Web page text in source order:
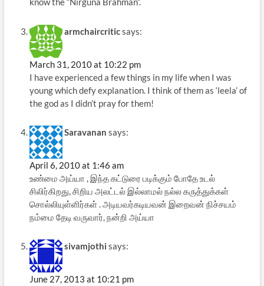
armchaircriticsays:
March 31, 2010 at 10:22 pm
I have experienced a few things in my life when I was
young which defy explanation. I think of them as ‘leela’ of
the god as I didn’t pray for them!
Saravanan says:
April 6, 2010 at 1:46 am
உண்மை அய்யா , இந்த கட்டுரை படிக்கும் போதே உடல்
சிலிர்கிறது, சிறிய அலட்டல் இல்லாமல் நல்ல கருத்துக்கள்
சொல்லியுள்ளிர்கள் . அடியவர்கடியவன் இறைவன் நிச்சயம்
நம்மை தேடி வருவார், நன்றி அய்யா
sivamjothi says:
June 27, 2013 at 10:21 pm